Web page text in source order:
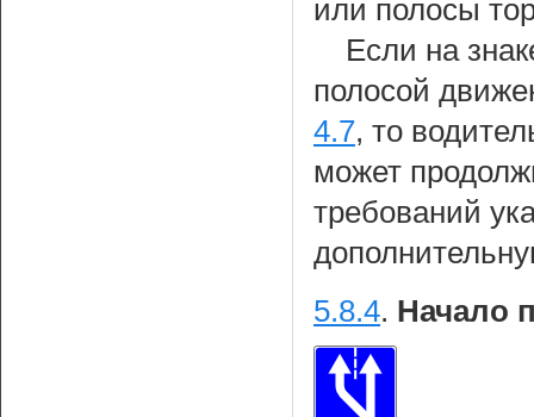
или полосы
Если на
полосой
4.7, то
может
требований
5.8.4. Начало